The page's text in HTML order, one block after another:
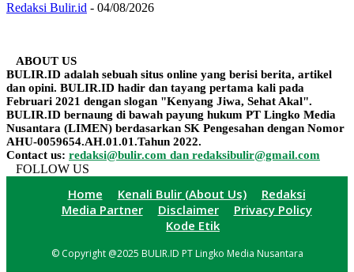
Redaksi Bulir.id - 04/08/2026
ABOUT US
BULIR.ID adalah sebuah situs online yang berisi berita, artikel
dan opini. BULIR.ID hadir dan tayang pertama kali pada
Februari 2021 dengan slogan "Kenyang Jiwa, Sehat Akal".
BULIR.ID bernaung di bawah payung hukum PT Lingko Media
Nusantara (LIMEN) berdasarkan SK Pengesahan dengan Nomor
AHU-0059654.AH.01.01.Tahun 2022.
Contact us: redaksi@bulir.com dan redaksibulir@gmail.com
FOLLOW US
Home Kenali Bulir (About Us)
Redaksi
Media Partner
Disclaimer
Privacy Policy
Kode Etik
© Copyright @2025 BULIR.ID PT Lingko Media Nusantara